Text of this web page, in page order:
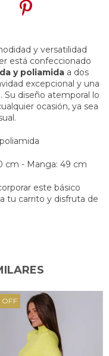
y versatilidad
está confeccionado
y poliamida a dos
excepcional y una
Su diseño atemporal lo
ocasión, ya sea
cm - Manga: 49 cm
este básico
tu carrito y disfruta de
OFF